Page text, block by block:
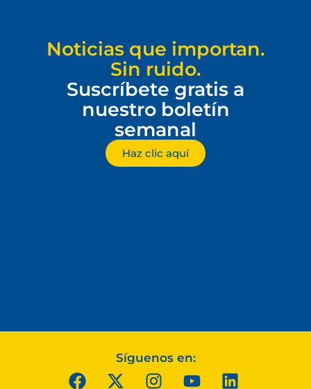
Noticias que importan.
Sin ruido.
Suscríbete gratis a
nuestro boletín
semanal
Haz clic aquí
Síguenos en: